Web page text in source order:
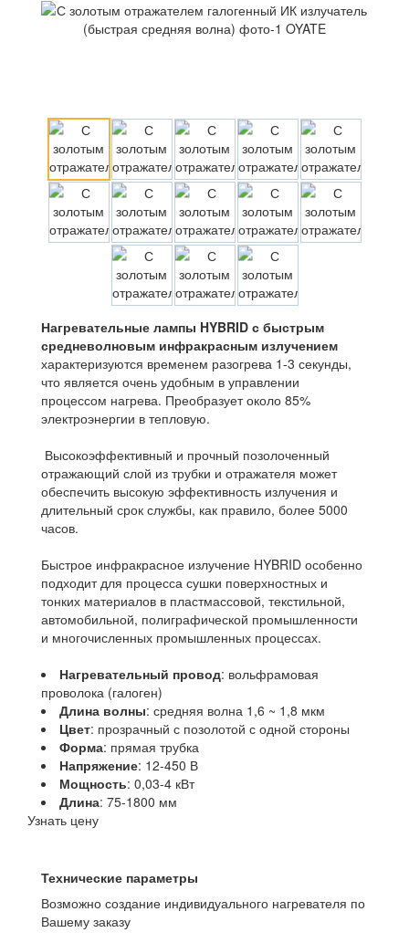
Нагревательные лампы HYBRID с быстрым
средневолновым инфракрасным излучением
характеризуются временем разогрева 1-3 секунды,
что является очень удобным в управлении
процессом нагрева. Преобразует около 85%
электроэнергии в тепловую.
Высокоэффективный и прочный позолоченный
отражающий слой из трубки и отражателя может
обеспечить высокую эффективность излучения и
длительный срок службы, как правило, более 5000
часов.
Быстрое инфракрасное излучение HYBRID особенно
подходит для процесса сушки поверхностных и
тонких материалов в пластмассовой, текстильной,
автомобильной, полиграфической промышленности
и многочисленных промышленных процессах.
Нагревательный провод: вольфрамовая
проволока (галоген)
Длина волны: средняя волна 1,6 ~ 1,8 мкм
Цвет: прозрачный с позолотой с одной стороны
Форма: прямая трубка
Напряжение: 12-450 В
Мощность: 0,03-4 кВт
Длина: 75-1800 мм
Узнать цену
Технические параметры
Возможно создание индивидуального нагревателя по
Вашему заказу